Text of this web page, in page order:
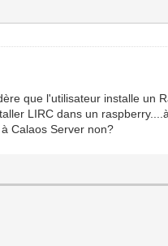
que l'utilisateur installe un
LIRC dans un
Calaos Server non?